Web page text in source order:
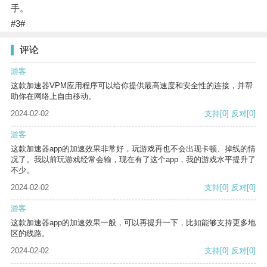
手。
#3#
评论
游客
这款加速器VPM应用程序可以给你提供最高速度和安全性的连接，并帮
助你在网络上自由移动。
2024-02-02
支持[0] 反对[0]
游客
这款加速器app的加速效果非常好，玩游戏再也不会出现卡顿、掉线的情
况了。我以前玩游戏经常会输，现在有了这个app，我的游戏水平提升了
不少。
2024-02-02
支持[0] 反对[0]
游客
这款加速器app的加速效果一般，可以再提升一下，比如能够支持更多地
区的线路。
2024-02-02
支持[0] 反对[0]